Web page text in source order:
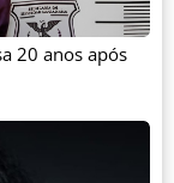
20 anos após